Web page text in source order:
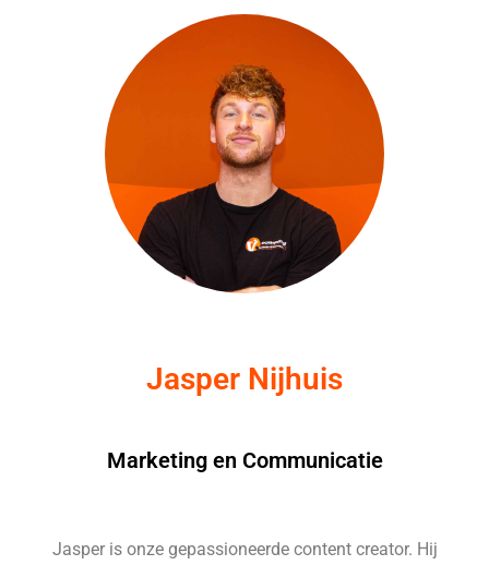
Jasper Nijhuis
Marketing en Communicatie
Jasper is onze gepassioneerde content creator. Hij